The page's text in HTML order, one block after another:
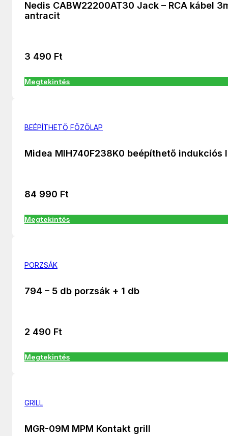
Nedis CABW22200AT30 Jack – RCA kábel
antracit
3 490 Ft
Megtekintés
BEÉPÍTHETŐ FŐZŐLAP
Midea MIH740F238K0 beépíthető indukciós
84 990 Ft
Megtekintés
PORZSÁK
794 – 5 db porzsák + 1 db
2 490 Ft
Megtekintés
GRILL
MGR-09M MPM Kontakt grill